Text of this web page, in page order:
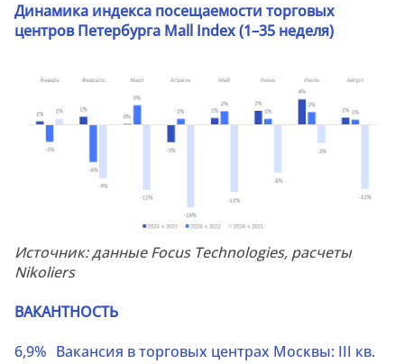
Динамика индекса посещаемости торговых
центров Петербурга Mall Index (1–35 неделя)
Источник: данные Focus Technologies, расчеты
Nikoliers
ВАКАНТНОСТЬ
6,9% Вакансия в торговых центрах Москвы: III кв.